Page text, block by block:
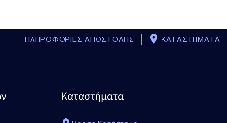
ΠΛΗΡΟΦΟΡΙΕΣ ΑΠΟΣΤΟΛΗΣ ΚΑΤΑΣΤΗΜΑΤΑ
Καταστήματα